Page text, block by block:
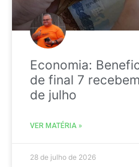
Economia:
de final 7
de julho
VER MATÉRIA »
28 de julho de 2026